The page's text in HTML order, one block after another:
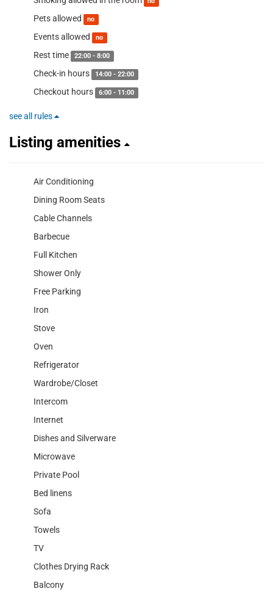
Pets allowed no
Events allowed no
Rest time 22:00 - 8:00
Check-in hours 14:00 - 22:00
Checkout hours 6:00 - 11:00
see all rules
Listing amenities
Air Conditioning
Dining Room Seats
Cable Channels
Barbecue
Full Kitchen
Shower Only
Free Parking
Iron
Stove
Oven
Refrigerator
Wardrobe/Closet
Intercom
Internet
Dishes and Silverware
Microwave
Private Pool
Bed linens
Sofa
Towels
TV
Clothes Drying Rack
Balcony